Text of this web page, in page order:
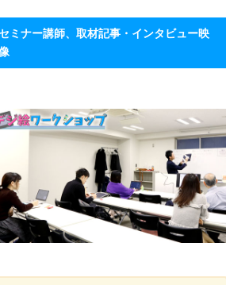
ミナー講師、取材記事・インタビュー映